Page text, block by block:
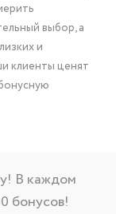
выбор, а
и
клиенты ценят
В каждом
бонусов!